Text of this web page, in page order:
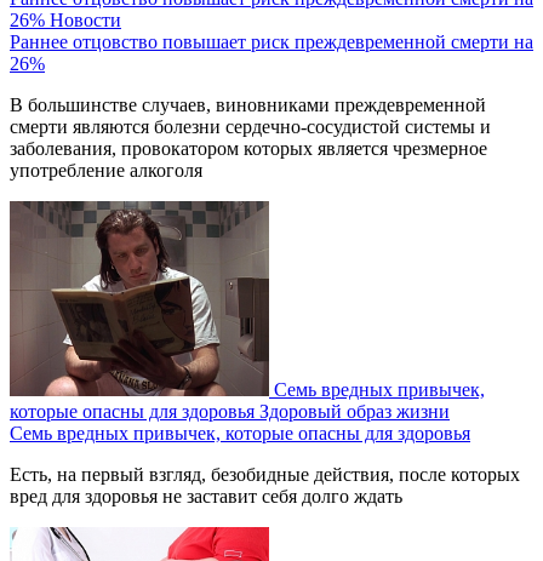
26% Новости
Раннее отцовство повышает риск преждевременной смерти на
26%
В большинстве случаев, виновниками преждевременной
смерти являются болезни сердечно-сосудистой системы и
заболевания, провокатором которых является чрезмерное
употребление алкоголя
Семь вредных привычек,
которые опасны для здоровья Здоровый образ жизни
Семь вредных привычек, которые опасны для здоровья
Есть, на первый взгляд, безобидные действия, после которых
вред для здоровья не заставит себя долго ждать